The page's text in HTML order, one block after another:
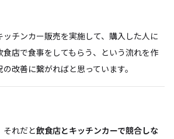
チンカー販売を実施して、購入した人に
店で食事をしてもらう、という流れを作
改善に繋がればと思っています。
それだと飲食店とキッチンカーで競合しな